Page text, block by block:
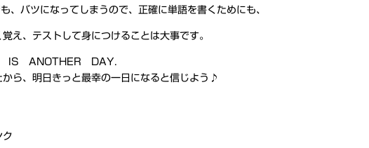
、バツになってしまうので、正確に単語を書くためにも、
え、テストして身につけることは大事です。
IS ANOTHER DAY.
から、明日きっと最幸の一日になると信じよう♪
ク